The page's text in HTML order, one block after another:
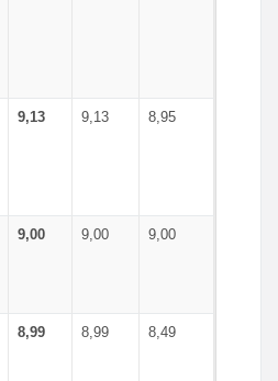
9,13 9,13 8,95
9,00 9,00 9,00
8,99 8,99 8,49